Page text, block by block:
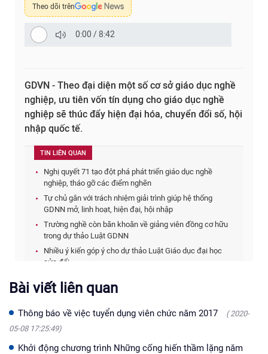
Bài viết liên quan
Thông báo về việc tuyển dụng viên chức năm 2017
( 2020-
05-08 17:25:49)
Khởi động chương trình Những cống hiến thầm lặng năm